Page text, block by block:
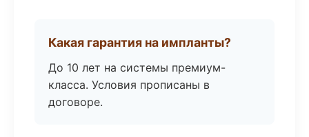
Какая гарантия на импланты?
До 10 лет на системы премиум-
класса. Условия прописаны в
договоре.